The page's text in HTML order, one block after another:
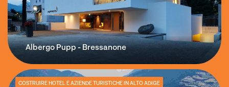
Albergo Pupp - Bressanone
COSTRUIRE HOTEL E AZIENDE TURISTICHE IN ALTO ADIGE